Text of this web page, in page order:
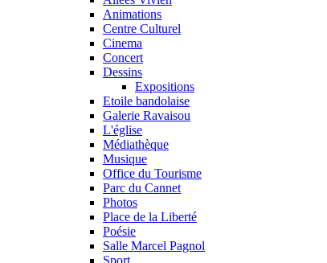
Animations
Centre Culturel
Cinema
Concert
Dessins
Expositions
Etoile bandolaise
Galerie Ravaisou
L'église
Médiathèque
Musique
Office du Tourisme
Parc du Cannet
Photos
Place de la Liberté
Poésie
Salle Marcel Pagnol
Sport